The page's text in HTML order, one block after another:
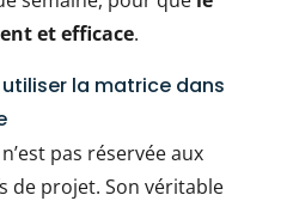
et efficace.
la matrice dans
pas réservée aux
de projet. Son véritable